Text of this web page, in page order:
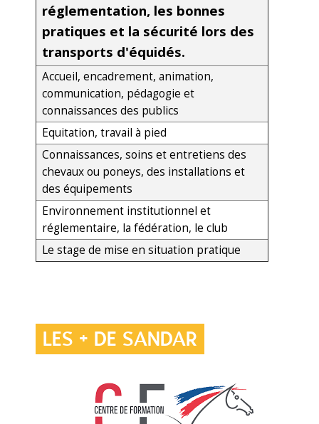
réglementation, les bonnes
pratiques et la sécurité lors des
transports d'équidés.
Accueil, encadrement, animation,
communication, pédagogie et
connaissances des publics
Equitation, travail à pied
Connaissances, soins et entretiens des
chevaux ou poneys, des installations et
des équipements
Environnement institutionnel et
réglementaire, la fédération, le club
Le stage de mise en situation pratique
LES + DE SANDAR